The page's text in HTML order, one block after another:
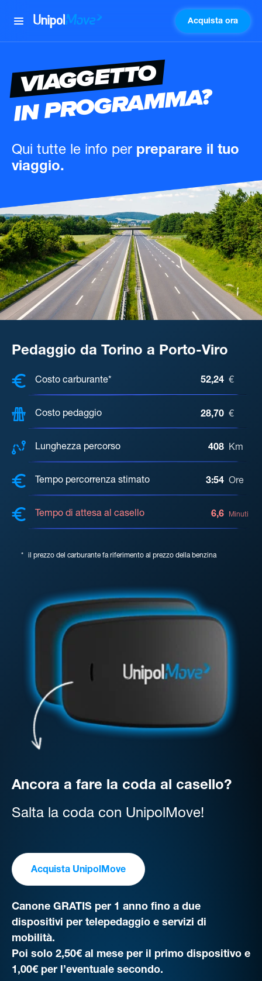
UnipolMove Acquista ora
VIAGGETTO
IN PROGRAMMA?
Qui tutte le info per preparare il tuo
viaggio.
Pedaggio da Torino a Porto-Viro
COSTI, DISTANZA, TEMPO DI
Costo carburante* 52,24 €
Costo pedaggio 28,70 €
Lunghezza percorso 408 Km
Tempo percorrenza stimato 3:54 Ore
Tempo di attesa al casello 6,6 Minuti
* il prezzo del carburante fa riferimento al prezzo della benzina
Ancora a fare la coda al casello?
Salta la coda con UnipolMove!
Acquista UnipolMove
Canone GRATIS per 1 anno fino a due
dispositivi per telepedaggio e servizi di
mobilità.
Poi solo 2,50€ al mese per il primo dispositivo e
1,00€ per l’eventuale secondo.